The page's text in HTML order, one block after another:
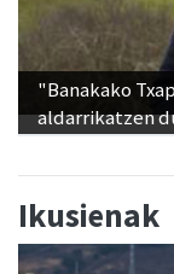
"Banakako
aldarrikatzen
Ikusienak